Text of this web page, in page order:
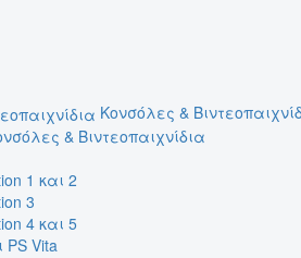
Κονσόλες &
& Βιντεοπαιχνίδια
1 και 2
3
4 και 5
PS Vita